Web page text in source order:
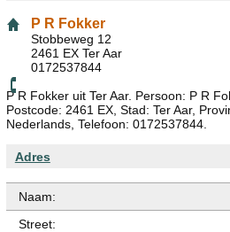
P R Fokker
Stobbeweg 12
2461 EX Ter Aar
0172537844
P R Fokker uit Ter Aar. Persoon: P R
Postcode: 2461 EX, Stad: Ter Aar,
Nederlands, Telefoon: 0172537844.
Adres
Naam:
Street: